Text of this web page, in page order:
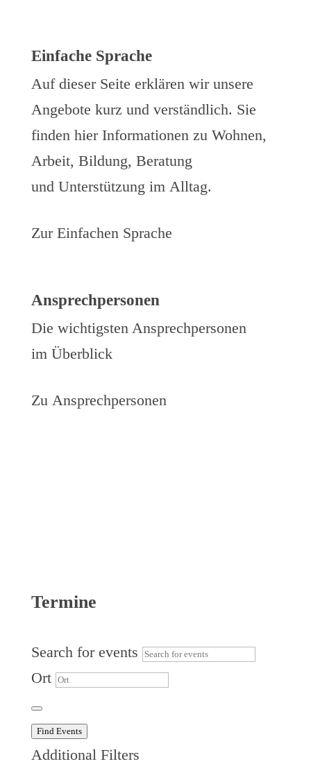
Einfache Sprache
Auf dieser Seite erklären wir unsere
Angebote kurz und verständlich. Sie
finden hier Informationen zu Wohnen,
Arbeit, Bildung, Beratung
und Unterstützung im Alltag.
Zur Einfachen Sprache
Ansprechpersonen
Die wichtigsten Ansprechpersonen
im Überblick
Zu Ansprechpersonen
Termine
Search for events
Ort
Find Events
Additional Filters